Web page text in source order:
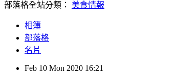
部落格全站分類： 美食情報
相簿
部落格
名片
Feb 10 Mon 2020 16:21